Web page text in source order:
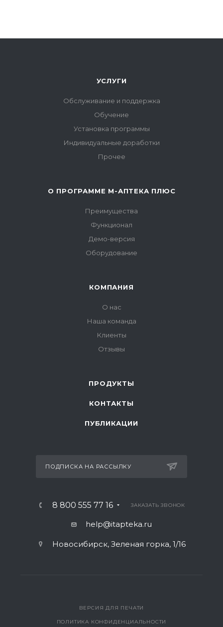
УСЛУГИ
Обслуживание и поддержка
Обучение
Установка программы
Индивидуальные доработки
Прочее
О ПРОГРАММЕ М-АПТЕКА ПЛЮС
Преимущества
Функционал
Демо-версия
Оборудование
КОМПАНИЯ
О нас
Наша команда
Клиенты
Отзывы
ПРОДУКТЫ
КОНТАКТЫ
ПУБЛИКАЦИИ
ПОДПИСКА НА РАССЫЛКУ
8 800 555 77 16 ЗАКАЗАТЬ ЗВОНОК
help@itapteka.ru
Новосибирск, Зеленая горка, 1/16
ВЕРСИЯ ДЛЯ ПЕЧАТИ
ПОЛИТИКА КОНФИДЕНЦИАЛЬНОСТИ